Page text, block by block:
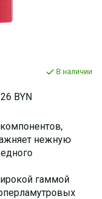
В наличии
26 BYN
нежную
гаммой